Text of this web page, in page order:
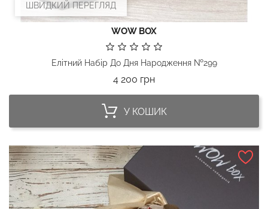
ШВИДКИЙ ПЕРЕГЛЯД
WOW BOX
Елітний Набір До Дня Народження №299
4 200 грнЦіна
У КОШИК